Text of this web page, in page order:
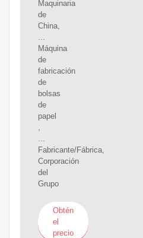
Maquinaria
de
China,
...
Máquina
de
fabricación
de
bolsas
de
papel
,
...
Fabricante/Fábrica,
Corporación
del
Grupo
Obtén
el
precio